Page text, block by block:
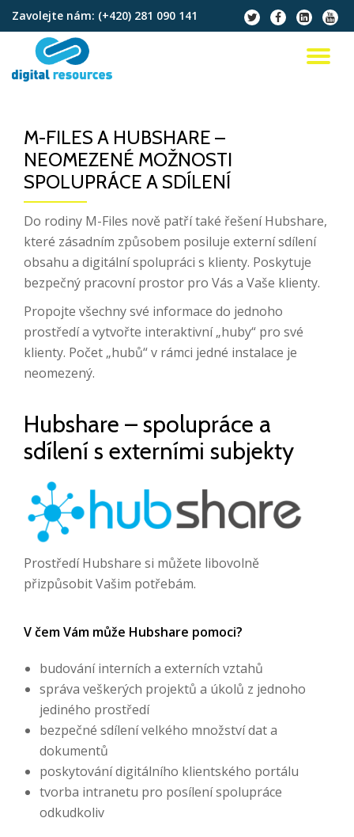
Přeskočit
obsah
Zavolejte nám: (+420) 281 090 141
fa-
twitter
fa-
facebook
fa-
linkedin-
square
fa-
M-FILES A HUBSHARE –
NEOMEZENÉ MOŽNOSTI
SPOLUPRÁCE A SDÍLENÍ
Do rodiny M-Files nově patří také řešení Hubshare,
které zásadním způsobem posiluje externí sdílení
obsahu a digitální spolupráci s klienty. Poskytuje
bezpečný pracovní prostor pro Vás a Vaše klienty.
Propojte všechny své informace do jednoho
prostředí a vytvořte interaktivní „huby“ pro své
klienty. Počet „hubů“ v rámci jedné instalace je
neomezený.
Hubshare – spolupráce a
sdílení s externími subjekty
Prostředí Hubshare si můžete libovolně
přizpůsobit Vašim potřebám.
V čem Vám může Hubshare pomoci?
budování interních a externích vztahů
správa veškerých projektů a úkolů z jednoho
jediného prostředí
bezpečné sdílení velkého množství dat a
dokumentů
poskytování digitálního klientského portálu
tvorba intranetu pro posílení spolupráce
odkudkoliv